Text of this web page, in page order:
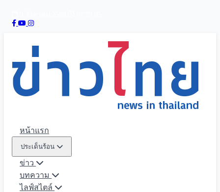
หน้าแรก
ประเด็นร้อน
ข่าว
บทความ
ไลฟ์สไตล์